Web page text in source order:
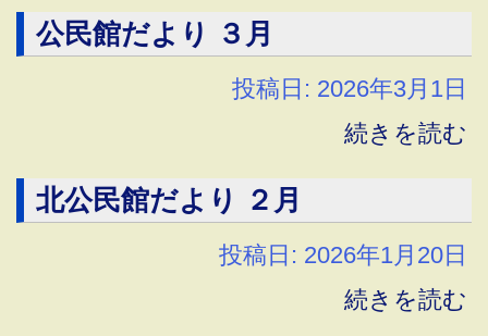
公民館だより ３月
投稿日: 2026年3月1日
続きを読む
北公民館だより ２月
投稿日: 2026年1月20日
続きを読む